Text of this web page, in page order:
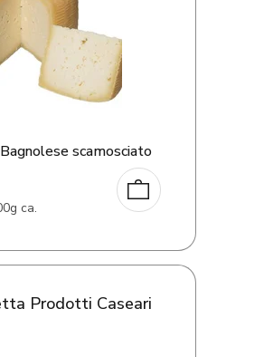
scamosciato
ca.
Prodotti Caseari